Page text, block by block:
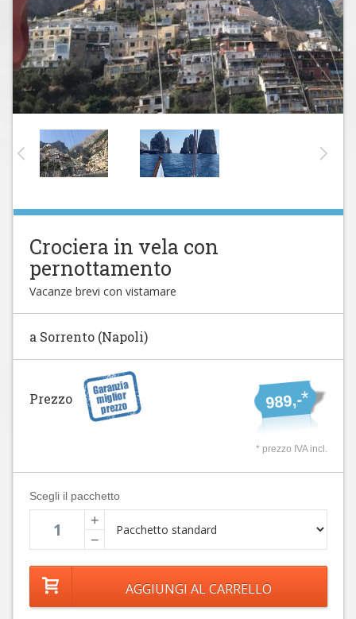
Crociera in vela con
pernottamento
Vacanze brevi con vistamare
a Sorrento (Napoli)
989,-*
Prezzo
* prezzo IVA incl.
Scegli il pacchetto
+
−